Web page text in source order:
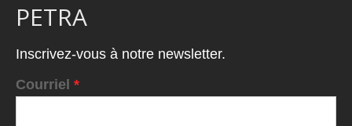
PETRA
Inscrivez-vous à notre newsletter.
Courriel *